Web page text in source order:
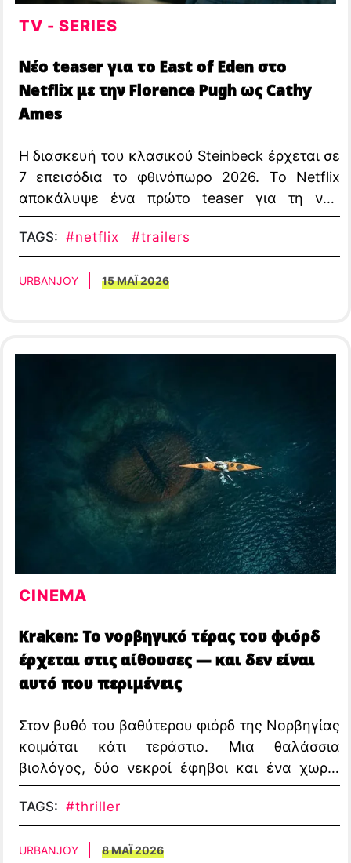
TV - SERIES
Νέο teaser για το East of Eden στο
Netflix με την Florence Pugh ως Cathy
Ames
Η διασκευή του κλασικού Steinbeck έρχεται σε
7 επεισόδια το φθινόπωρο 2026. Το Netflix
αποκάλυψε ένα πρώτο teaser για τη νέα
διασκευή του εμβληματικού κλασικού East of
Eden, έτοιμη για streaming αργότερα αυτό το
φθινόπωρο
TAGS: #netflix #trailers
URBANJOY 15 ΜΑΪ 2026
CINEMA
Kraken: Το νορβηγικό τέρας του φιόρδ
έρχεται στις αίθουσες — και δεν είναι
αυτό που περιμένεις
Στον βυθό του βαθύτερου φιόρδ της Νορβηγίας
κοιμάται κάτι τεράστιο. Μια θαλάσσια
βιολόγος, δύο νεκροί έφηβοι και ένα χωριό
δίπλα στο νερό — αυτά είναι τα υλικά του
Kraken, της νέας νορβηγικής ταινίας τρόμου
που κυκλοφορεί στις 12 Ιουνίου 2026 στις ΗΠΑ
μέσω Goldwyn Films.
TAGS: #thriller
URBANJOY 8 ΜΑΪ 2026